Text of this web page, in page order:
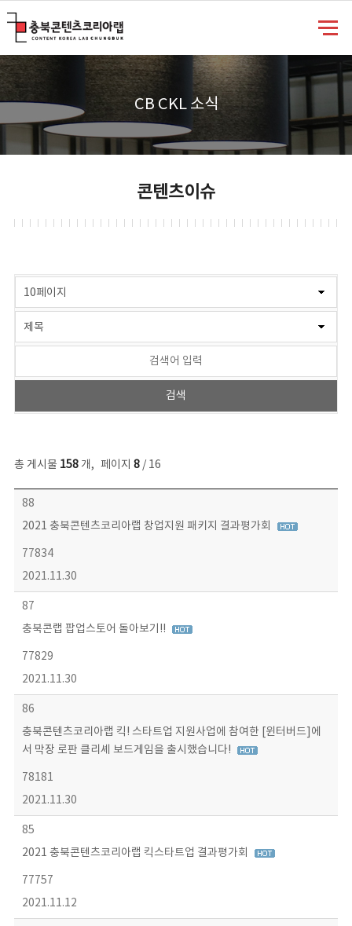
CB CKL 소식
콘텐츠이슈
총 게시물 158개, 페이지 8/ 16
콘텐츠이슈 목록 - 번호, 제목, 작성자, 파일, 조회수, 작성일 정보 제공
88
2021 충북콘텐츠코리아랩 창업지원 패키지 결과평가회
77834
2021.11.30
87
충북콘랩 팝업스토어 돌아보기!!
77829
2021.11.30
86
충북콘텐츠코리아랩 킥! 스타트업 지원사업에 참여한 [윈터버드]에
서 막장 로판 클리셰 보드게임을 출시했습니다!
78181
2021.11.30
85
2021 충북콘텐츠코리아랩 킥스타트업 결과평가회
77757
2021.11.12